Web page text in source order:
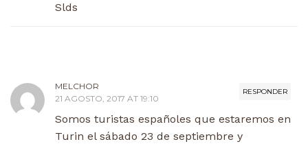
Slds
RESPONDER
MELCHOR
21 AGOSTO, 2017 AT 19:10
Somos turistas españoles que estaremos en
Turin el sábado 23 de septiembre y